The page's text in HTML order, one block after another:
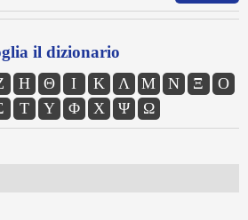
il dizionario
Η Θ Ι Κ Λ Μ Ν Ξ
Ο
Τ Υ Φ Χ Ψ Ω